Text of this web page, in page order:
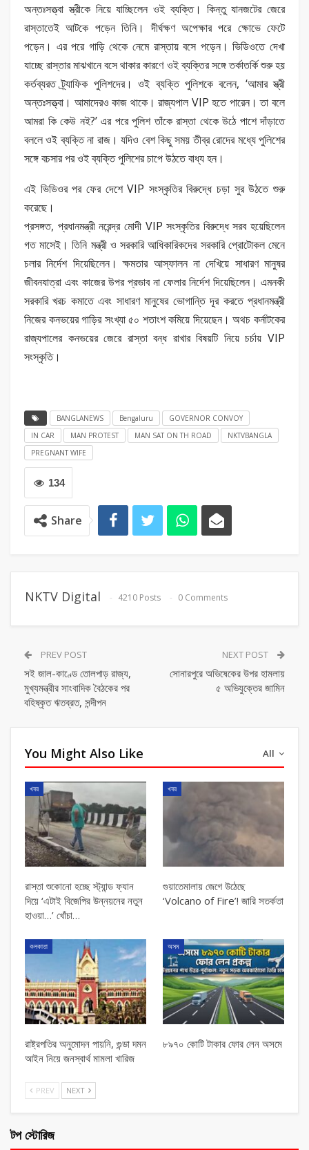
অন্তঃসত্ত্বা স্ত্রীকে নিয়ে যাচ্ছিলেন ওই ব্যক্তি। কিন্তু যানজটের জেরে
রাস্তাতেই আটকে পড়েন তিনি। দীর্ঘক্ষণ অপেক্ষার পরে ক্ষোভে ফেটে
পড়েন। এর পরে গাড়ি থেকে নেমে রাস্তায় বসে পড়েন। ভিডিওতে দেখা
যাচ্ছে রাস্তার মাঝখানে বসে থাকার কারণে ওই ব্যক্তির সঙ্গে তর্কাতর্কি শুরু হয়
কর্তব্যরত ট্র্যাফিক পুলিশদের। ওই ব্যক্তি পুলিশকে বলেন, ‘আমার স্ত্রী
অন্তঃসত্ত্বা। আমাদেরও কাজ থাকে। রাজ্যপাল VIP হতে পারেন। তা বলে
আমরা কি কেউ নই?’ এর পরে পুলিশ তাঁকে রাস্তা থেকে উঠে পাশে দাঁড়াতে
বললে ওই ব্যক্তি না রাজ। যদিও বেশ কিছু সময় তীব্র রোদের মধ্যে পুলিশের
সঙ্গে বচসার পর ওই ব্যক্তি পুলিশের চাপে উঠতে বাধ্য হন।
এই ভিডিওর পর ফের দেশে VIP সংস্কৃতির বিরুদ্ধে চড়া সুর উঠতে শুরু
করেছে।
প্রসঙ্গত, প্রধানমন্ত্রী নরেন্দ্র মোদী VIP সংস্কৃতির বিরুদ্ধে সরব হয়েছিলেন
গত মাসেই। তিনি মন্ত্রী ও সরকারি আধিকারিকদের সরকারি প্রোটোকল মেনে
চলার নির্দেশ দিয়েছিলেন। ক্ষমতার আস্ফালন না দেখিয়ে সাধারণ মানুষর
জীবনযাত্রা এবং কাজের উপর প্রভাব না ফেলার নির্দেশ দিয়েছিলেন। এমনকী
সরকারি খরচ কমাতে এবং সাধারণ মানুষের ভোগান্তি দূর করতে প্রধানমন্ত্রী
নিজের কনভয়ের গাড়ির সংখ্যা ৫০ শতাংশ কমিয়ে দিয়েছেন। অথচ কর্নাটকের
রাজ্যপালের কনভয়ের জেরে রাস্তা বন্ধ রাখার বিষয়টি নিয়ে চর্চায় VIP
সংস্কৃতি।
BANGLANEWS Bengaluru
GOVERNOR CONVOY
IN CAR
MAN PROTEST MAN SAT ON TH ROAD
NKTVBANGLA
PREGNANT WIFE
134
Share
NKTV Digital 4210 Posts 0 Comments
PREV POST
সই জাল-কাণ্ডে তোলপাড় রাজ্য,
মুখ্যমন্ত্রীর সাংবাদিক বৈঠকের পর
বহিষ্কৃত ঋতব্রত, সন্দীপন
NEXT POST
সোনারপুরে অভিষেকের উপর হামলায়
৫ অভিযুক্তের জামিন
All
You Might Also Like
খবর
রাস্তা শুকোনো হচ্ছে স্ট্যান্ড ফ্যান
দিয়ে ‘এটাই বিজেপির উন্নয়নের নতুন
হাওয়া…’ খোঁচা…
খবর
গুয়াতেমালায় জেগে উঠেছে
‘Volcano of Fire’! জারি সতর্কতা
কলকাতা
রাষ্ট্রপতির অনুমোদন পায়নি, গুন্ডা দমন
আইন নিয়ে জনস্বার্থ মামলা খারিজ
অসম
৮৯৭০ কোটি টাকার ফোর লেন অসমে
PREV NEXT
টপ স্টোরিজ